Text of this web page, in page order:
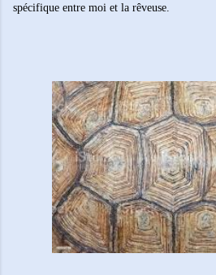
spécifique entre moi et la rêveuse.